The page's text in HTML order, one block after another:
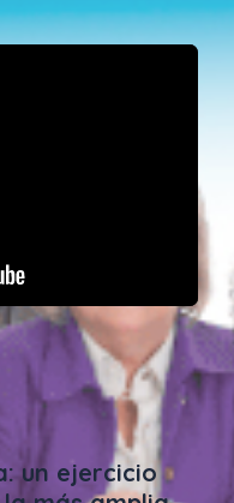
un ejercicio